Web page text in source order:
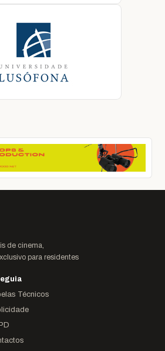
de cinema,
para residentes
Técnicos